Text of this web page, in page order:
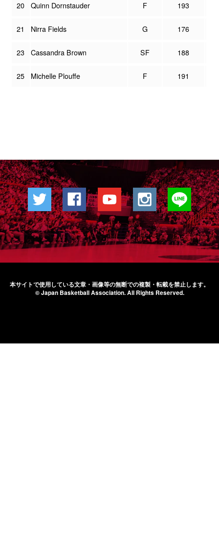
20 Quinn Dornstauder F 193
21 Nirra Fields G 176
23 Cassandra Brown SF 188
25 Michelle Plouffe F 191
本サイトで使用している文章・画像等の無断での複製・転載を禁止します。
© Japan Basketball Association.All Rights Reserved.